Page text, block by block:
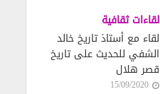
لقاءات ثقافية
لقاء مع أستاذ تاريخ خالد
الشفي للحديث على تاريخ
قصر هلال
15/09/2020